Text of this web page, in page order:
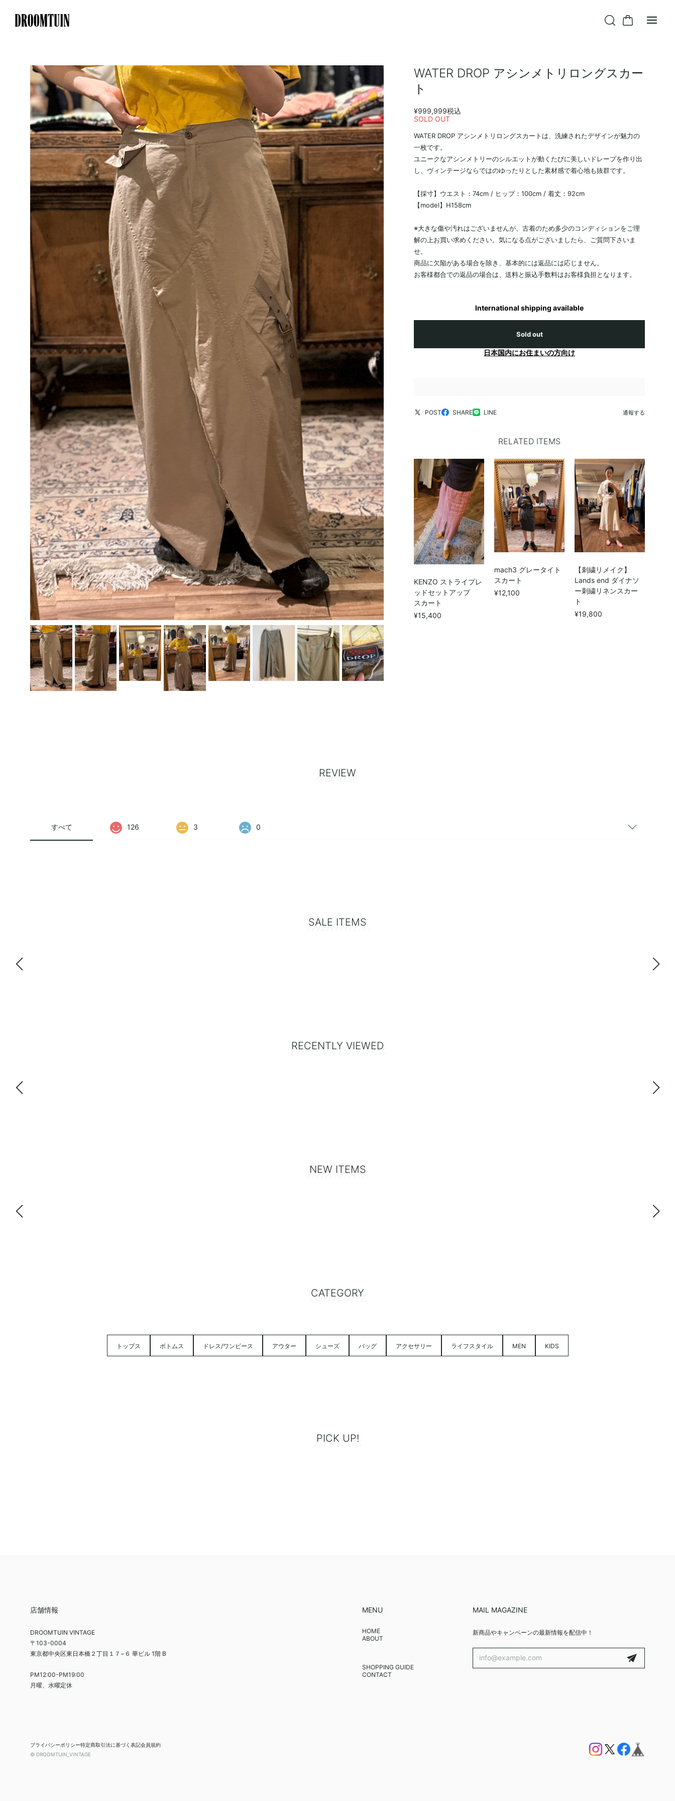
WATER DROP アシンメトリロングスカー
ト
¥999,999税込
SOLD OUT
WATER DROP アシンメトリロングスカートは、洗練されたデザインが魅力の
一枚です。
ユニークなアシンメトリーのシルエットが動くたびに美しいドレープを作り出
し、ヴィンテージならではのゆったりとした素材感で着心地も抜群です。
【採寸】ウエスト：74cm / ヒップ：100cm / 着丈：92cm
【model】H158cm
※大きな傷や汚れはございませんが、古着のため多少のコンディションをご理
解の上お買い求めください。気になる点がございましたら、ご質問下さいま
せ。
商品に欠陥がある場合を除き、基本的には返品には応じません。
お客様都合での返品の場合は、送料と振込手数料はお客様負担となります。
International shipping available
Sold out
日本国内にお住まいの方向け
POST SHARE LINE 通報する
RELATED ITEMS
KENZO ストライプレ
ッドセットアップ
スカート
¥15,400
mach3 グレータイト
スカート
¥12,100
【刺繍リメイク】
Lands end ダイナソ
ー刺繍リネンスカー
ト
¥19,800
REVIEW
すべて 126 3 0
SALE ITEMS
RECENTLY VIEWED
NEW ITEMS
CATEGORY
トップス ボトムス ドレス/ワンピース アウター シューズ バッグ アクセサリー ライフスタイル MEN KIDS
PICK UP!
店舗情報
DROOMTUIN VINTAGE
〒103-0004
東京都中央区東日本橋２丁目１７−６ 華ビル 1階 B
PM12:00-PM19:00
月曜、水曜定休
MENU
HOME
ABOUT
SHOPPING GUIDE
CONTACT
MAIL MAGAZINE
新商品やキャンペーンの最新情報を配信中！
プライバシーポリシー特定商取引法に基づく表記会員規約
© DROOMTUIN_VINTAGE